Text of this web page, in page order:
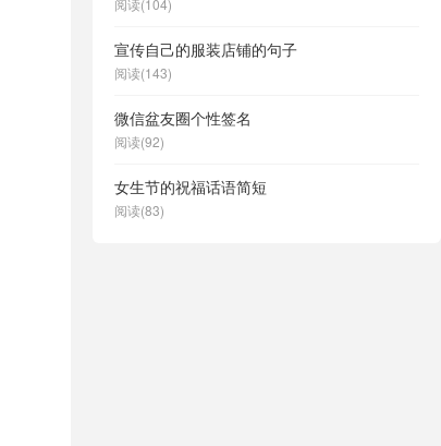
阅读(104)
宣传自己的服装店铺的句子
阅读(143)
微信盆友圈个性签名
阅读(92)
女生节的祝福话语简短
阅读(83)